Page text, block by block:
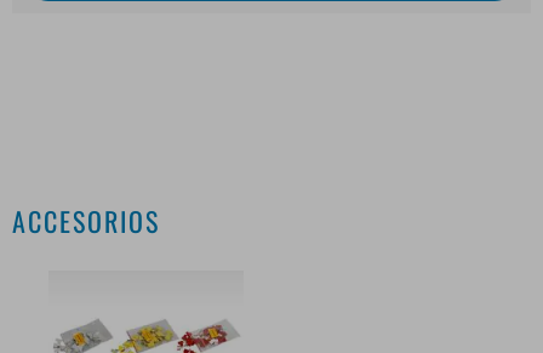
ACCESORIOS